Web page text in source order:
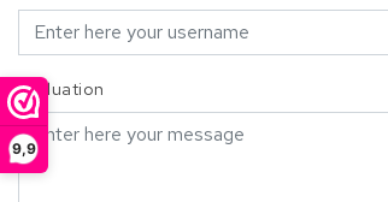
9,9
Évaluation